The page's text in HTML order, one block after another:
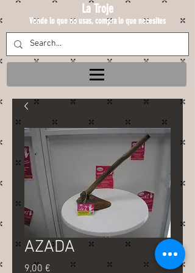
La Troje
Vende lo que no usas, compra lo que necesites
AZADA
9,00 € Precio